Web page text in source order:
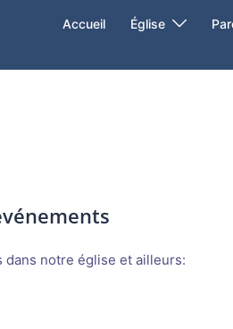
Accueil Église
notre église et ailleurs: